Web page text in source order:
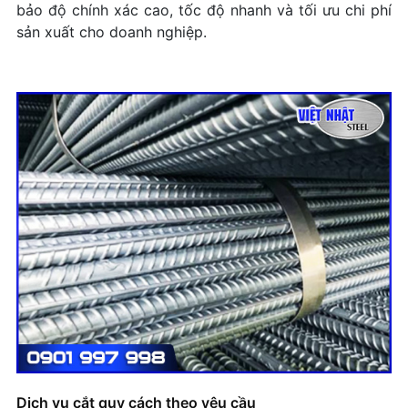
Cách Chọn Thép Làm Khuôn Phù Hợp Cho Từng
Nóng?
Kinh Nghiệm Chọn Thép Không Gỉ Cho Môi
Trường Ăn Mòn Cao
Khi Nào Nên Dùng Nhôm A6061 Thay Thế Thép
Trong Gia Công?
So Sánh Thép SKD11 Và SKD61: Nên Chọn Loại
Nào Cho Khuôn Dập?
Lựa Chọn Vật Liệu Cho Gia Công CNC: Thép,
Nhôm Hay Inox?
Phân Biệt Inox 201, 304, 316: Loại Nào Tốt Nhất?
bảo độ chính xác cao, tốc độ nhanh và tối ưu chi phí
sản xuất cho doanh nghiệp.
Dịch vụ cắt quy cách theo yêu cầu